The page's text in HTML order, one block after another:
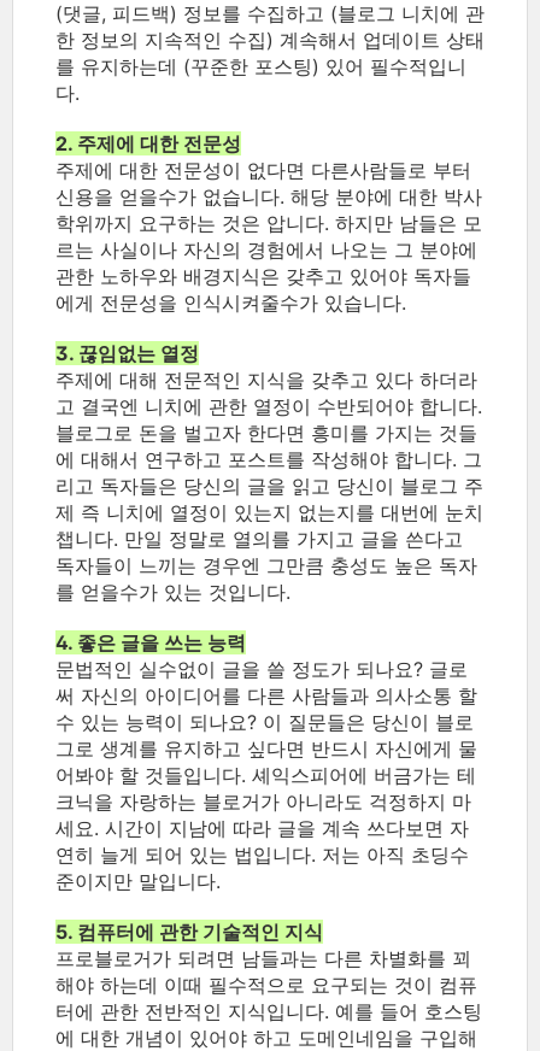
(댓글, 피드백) 정보를 수집하고 (블로그 니치에 관
한 정보의 지속적인 수집) 계속해서 업데이트 상태
를 유지하는데 (꾸준한 포스팅) 있어 필수적입니
다.
2. 주제에 대한 전문성
주제에 대한 전문성이 없다면 다른사람들로 부터
신용을 얻을수가 없습니다. 해당 분야에 대한 박사
학위까지 요구하는 것은 압니다. 하지만 남들은 모
르는 사실이나 자신의 경험에서 나오는 그 분야에
관한 노하우와 배경지식은 갖추고 있어야 독자들
에게 전문성을 인식시켜줄수가 있습니다.
3. 끊임없는 열정
주제에 대해 전문적인 지식을 갖추고 있다 하더라
고 결국엔 니치에 관한 열정이 수반되어야 합니다.
블로그로 돈을 벌고자 한다면 흥미를 가지는 것들
에 대해서 연구하고 포스트를 작성해야 합니다. 그
리고 독자들은 당신의 글을 읽고 당신이 블로그 주
제 즉 니치에 열정이 있는지 없는지를 대번에 눈치
챕니다. 만일 정말로 열의를 가지고 글을 쓴다고
독자들이 느끼는 경우엔 그만큼 충성도 높은 독자
를 얻을수가 있는 것입니다.
4. 좋은 글을 쓰는 능력
문법적인 실수없이 글을 쓸 정도가 되나요? 글로
써 자신의 아이디어를 다른 사람들과 의사소통 할
수 있는 능력이 되나요? 이 질문들은 당신이 블로
그로 생계를 유지하고 싶다면 반드시 자신에게 물
어봐야 할 것들입니다. 셰익스피어에 버금가는 테
크닉을 자랑하는 블로거가 아니라도 걱정하지 마
세요. 시간이 지남에 따라 글을 계속 쓰다보면 자
연히 늘게 되어 있는 법입니다. 저는 아직 초딩수
준이지만 말입니다.
5. 컴퓨터에 관한 기술적인 지식
프로블로거가 되려면 남들과는 다른 차별화를 꾀
해야 하는데 이때 필수적으로 요구되는 것이 컴퓨
터에 관한 전반적인 지식입니다. 예를 들어 호스팅
에 대한 개념이 있어야 하고 도메인네임을 구입해